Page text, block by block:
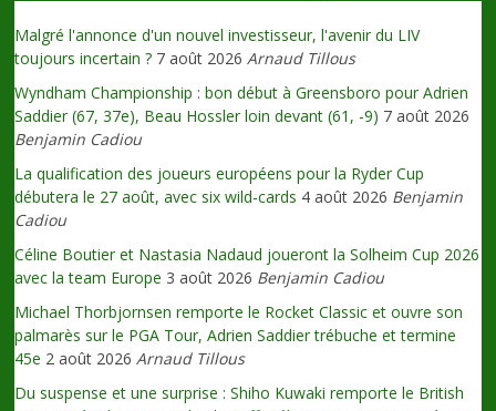
Malgré l'annonce d'un nouvel investisseur, l'avenir du LIV
toujours incertain ? 7 août 2026 Arnaud Tillous
Wyndham Championship : bon début à Greensboro pour Adrien
Saddier (67, 37e), Beau Hossler loin devant (61, -9) 7 août 2026
Benjamin Cadiou
La qualification des joueurs européens pour la Ryder Cup
débutera le 27 août, avec six wild-cards 4 août 2026 Benjamin
Cadiou
Céline Boutier et Nastasia Nadaud joueront la Solheim Cup 2026
avec la team Europe 3 août 2026 Benjamin Cadiou
Michael Thorbjornsen remporte le Rocket Classic et ouvre son
palmarès sur le PGA Tour, Adrien Saddier trébuche et termine
45e 2 août 2026 Arnaud Tillous
Du suspense et une surprise : Shiho Kuwaki remporte le British